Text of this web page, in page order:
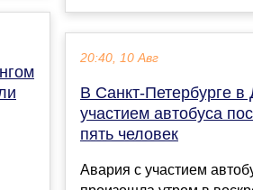
20:40, 10 Авг
В Санкт-Петербурге
участием автобуса
пять человек
Авария с участием